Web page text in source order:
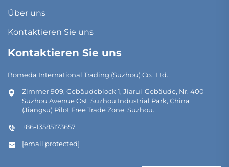
Über uns
Kontaktieren Sie uns
Kontaktieren Sie uns
Bomeda International Trading (Suzhou) Co., Ltd.
Zimmer 909, Gebäudeblock 1, Jiarui-Gebäude, Nr. 400
Suzhou Avenue Ost, Suzhou Industrial Park, China
(Jiangsu) Pilot Free Trade Zone, Suzhou.
+86-13585173657
[email protected]